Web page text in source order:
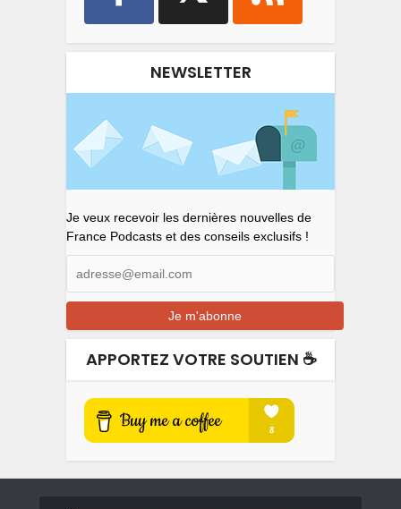
NEWSLETTER
Je veux recevoir les dernières nouvelles de
France Podcasts et des conseils exclusifs !
APPORTEZ VOTRE SOUTIEN ☕️